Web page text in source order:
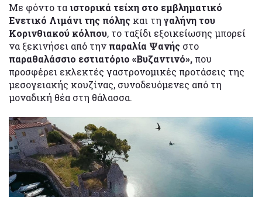
Με φόντο ταιστορικά τείχη στο εμβληματικό
Ενετικό Λιμάνι της πόλης και τη γαλήνη του
Κορινθιακού κόλπου, το ταξίδι εξοικείωσης μπορεί
να ξεκινήσει από την παραλία Ψανής στο
παραθαλάσσιο εστιατόριο «Βυζαντινό», που
προσφέρει εκλεκτές γαστρονομικές προτάσεις της
μεσογειακής κουζίνας, συνοδευόμενες από τη
μοναδική θέα στη θάλασσα.